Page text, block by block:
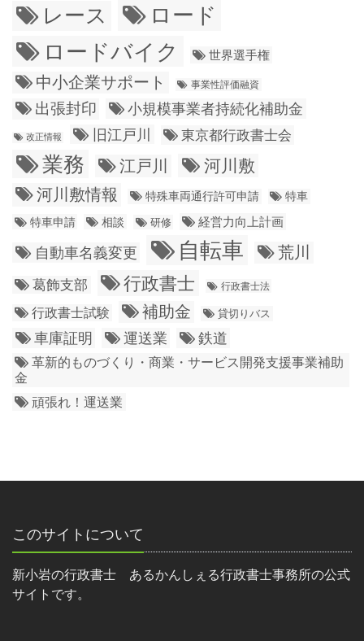
レース
ロード
ロードバイク
世界選手権
中小企業サポート 事業性評価融資
出張封印 小規模事業者持続化補助金
改正情報 旧江戸川 東京都行政書士会
業務 江戸川
河川敷
河川敷情報
特殊車両通行許可申請
特車
特車申請
相談 研修 経営力向上計画
自動車名義変更 自転車 荒川
葛飾支部 行政書士 行政書士法
行政書士試験 補助金 貸切りバス
車庫証明 運送業 鉄道
革新的ものづくり・商業・サービス開発支援事業補助
金
頑張れ！運送業
このサイトについて
新小岩の行政書士 あるかんしぇる行政書士事務所の公式
サイトです。